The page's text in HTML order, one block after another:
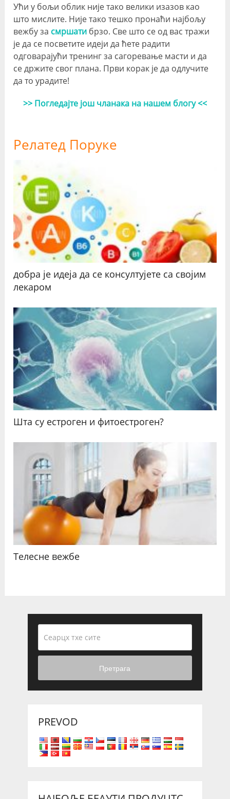
Ући у бољи облик није тако велики изазов као
што мислите. Није тако тешко пронаћи најбољу
вежбу за смршати брзо. Све што се од вас тражи
је да се посветите идеји да ћете радити
одговарајући тренинг за сагоревање масти и да
се држите свог плана. Први корак је да одлучите
да то урадите!
>> Погледајте још чланака на нашем блогу <<
Релатед Поруке
добра је идеја да се консултујете са својим
лекаром
Шта су естроген и фитоестроген?
Телесне вежбе
Претрага
PREVOD